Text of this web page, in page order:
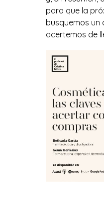
para que la
busquemos un
acertemos de